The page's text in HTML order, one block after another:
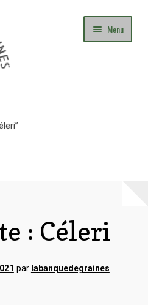
Menu
: Céleri
par labanquedegraines